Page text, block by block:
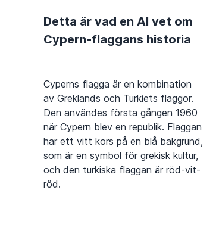
Detta är vad en AI vet om
Cypern-flaggans historia
Cyperns flagga är en kombination
av Greklands och Turkiets flaggor.
Den användes första gången 1960
när Cypern blev en republik. Flaggan
har ett vitt kors på en blå bakgrund,
som är en symbol för grekisk kultur,
och den turkiska flaggan är röd-vit-
röd.